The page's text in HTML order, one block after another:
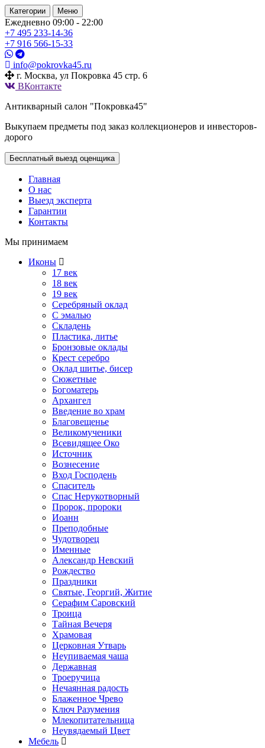
Категории Меню
Ежедневно 09:00 - 22:00
+7 495 233-14-36
+7 916 566-15-33
info@pokrovka45.ru
г. Москва, ул Покровка 45 стр. 6
ВКонтакте
Антикварный салон "Покровка45"
Выкупаем предметы под заказ коллекционеров и инвесторов-
дорого
Бесплатный выезд оценщика
Главная
О нас
Выезд эксперта
Гарантии
Контакты
Мы принимаем
Иконы
17 век
18 век
19 век
Серебряный оклад
С эмалью
Складень
Пластика, литье
Бронзовые оклады
Крест серебро
Оклад шитье, бисер
Сюжетные
Богоматерь
Архангел
Введение во храм
Благовещенье
Великомученики
Всевидящее Око
Источник
Вознесение
Вход Господень
Спаситель
Спас Нерукотворный
Пророк, пророки
Иоанн
Преподобные
Чудотворец
Именные
Александр Невский
Рождество
Праздники
Святые, Георгий, Житие
Серафим Саровский
Троица
Тайная Вечеря
Храмовая
Церковная Утварь
Неупиваемая чаша
Державная
Троеручица
Нечаянная радость
Блаженное Чрево
Ключ Разумения
Млекопитательница
Неувядаемый Цвет
Мебель